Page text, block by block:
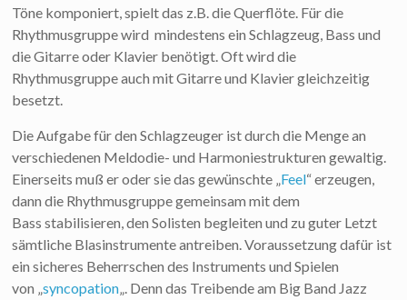
Töne komponiert, spielt das z.B. die Querflöte. Für die
Rhythmusgruppe wird mindestens ein Schlagzeug, Bass und
die Gitarre oder Klavier benötigt. Oft wird die
Rhythmusgruppe auch mit Gitarre und Klavier gleichzeitig
besetzt.
Die Aufgabe für den Schlagzeuger ist durch die Menge an
verschiedenen Meldodie- und Harmoniestrukturen gewaltig.
Einerseits muß er oder sie das gewünschte „Feel“ erzeugen,
dann die Rhythmusgruppe gemeinsam mit dem
Bass stabilisieren, den Solisten begleiten und zu guter Letzt
sämtliche Blasinstrumente antreiben. Voraussetzung dafür ist
ein sicheres Beherrschen des Instruments und Spielen
von „syncopation„. Denn das Treibende am Big Band Jazz